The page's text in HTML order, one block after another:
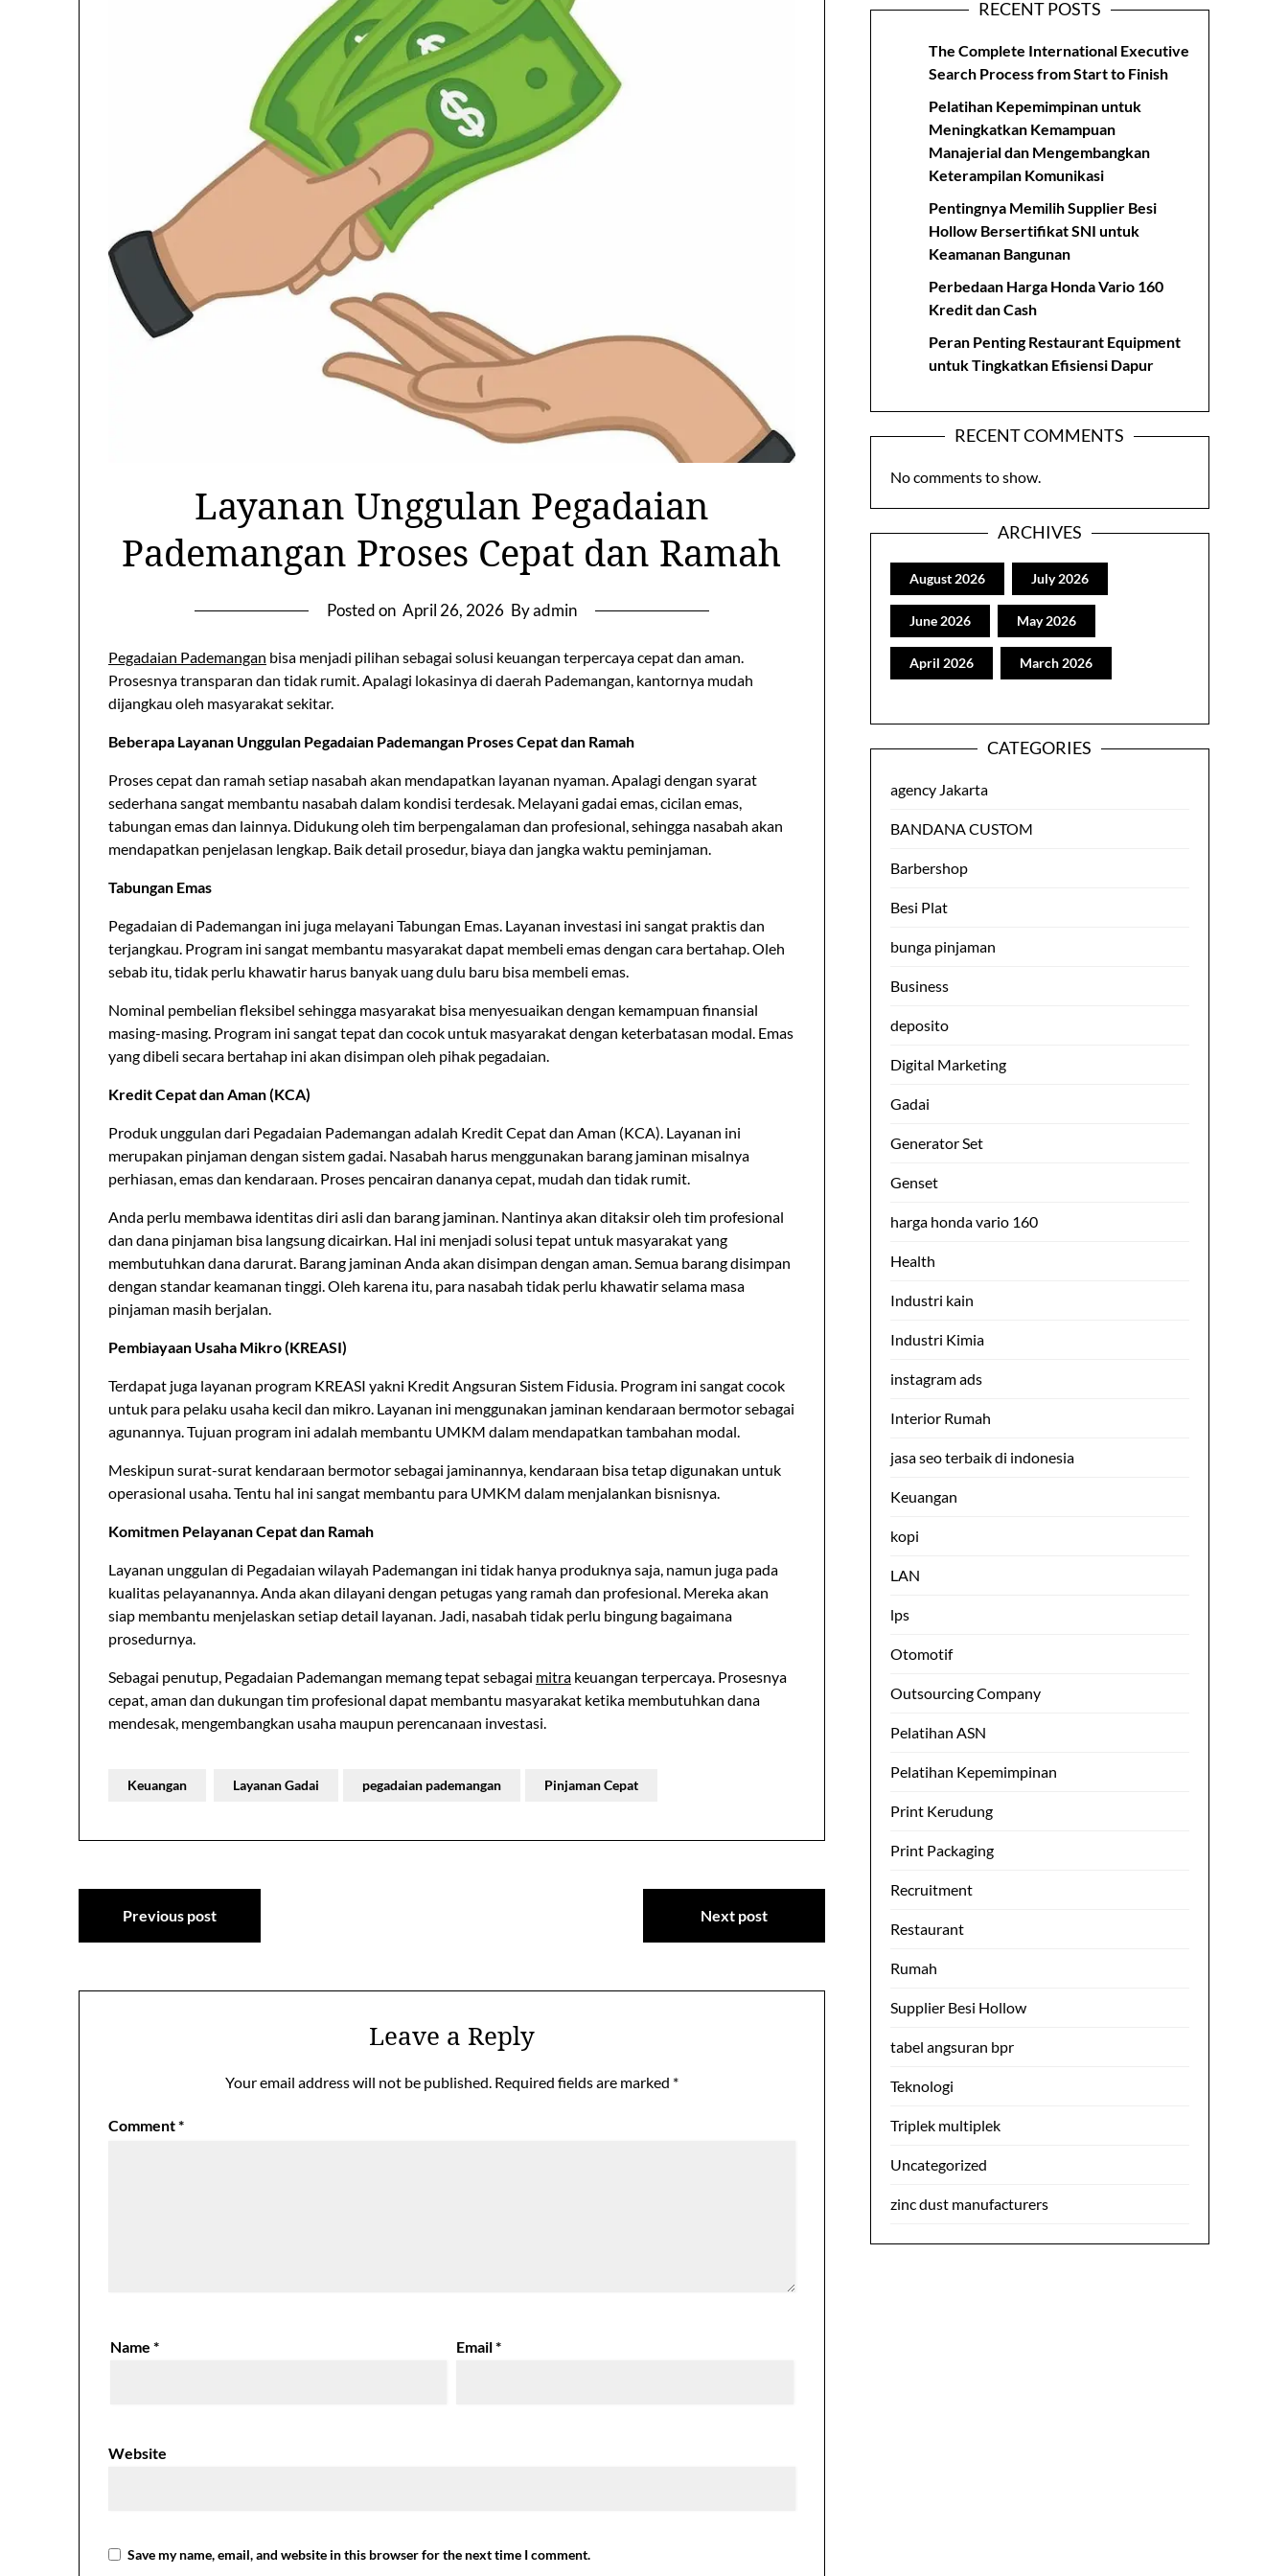
Layanan Unggulan Pegadaian
Pademangan Proses Cepat dan Ramah
Posted on April 26, 2026 By admin
Pegadaian Pademangan bisa menjadi pilihan sebagai solusi keuangan terpercaya cepat dan aman.
Prosesnya transparan dan tidak rumit. Apalagi lokasinya di daerah Pademangan, kantornya mudah
dijangkau oleh masyarakat sekitar.
Beberapa Layanan Unggulan Pegadaian Pademangan Proses Cepat dan Ramah
Proses cepat dan ramah setiap nasabah akan mendapatkan layanan nyaman. Apalagi dengan syarat
sederhana sangat membantu nasabah dalam kondisi terdesak. Melayani gadai emas, cicilan emas,
tabungan emas dan lainnya. Didukung oleh tim berpengalaman dan profesional, sehingga nasabah akan
mendapatkan penjelasan lengkap. Baik detail prosedur, biaya dan jangka waktu peminjaman.
Tabungan Emas
Pegadaian di Pademangan ini juga melayani Tabungan Emas. Layanan investasi ini sangat praktis dan
terjangkau. Program ini sangat membantu masyarakat dapat membeli emas dengan cara bertahap. Oleh
sebab itu, tidak perlu khawatir harus banyak uang dulu baru bisa membeli emas.
Nominal pembelian fleksibel sehingga masyarakat bisa menyesuaikan dengan kemampuan finansial
masing-masing. Program ini sangat tepat dan cocok untuk masyarakat dengan keterbatasan modal. Emas
yang dibeli secara bertahap ini akan disimpan oleh pihak pegadaian.
Kredit Cepat dan Aman (KCA)
Produk unggulan dari Pegadaian Pademangan adalah Kredit Cepat dan Aman (KCA). Layanan ini
merupakan pinjaman dengan sistem gadai. Nasabah harus menggunakan barang jaminan misalnya
perhiasan, emas dan kendaraan. Proses pencairan dananya cepat, mudah dan tidak rumit.
Anda perlu membawa identitas diri asli dan barang jaminan. Nantinya akan ditaksir oleh tim profesional
dan dana pinjaman bisa langsung dicairkan. Hal ini menjadi solusi tepat untuk masyarakat yang
membutuhkan dana darurat. Barang jaminan Anda akan disimpan dengan aman. Semua barang disimpan
dengan standar keamanan tinggi. Oleh karena itu, para nasabah tidak perlu khawatir selama masa
pinjaman masih berjalan.
Pembiayaan Usaha Mikro (KREASI)
Terdapat juga layanan program KREASI yakni Kredit Angsuran Sistem Fidusia. Program ini sangat cocok
untuk para pelaku usaha kecil dan mikro. Layanan ini menggunakan jaminan kendaraan bermotor sebagai
agunannya. Tujuan program ini adalah membantu UMKM dalam mendapatkan tambahan modal.
Meskipun surat-surat kendaraan bermotor sebagai jaminannya, kendaraan bisa tetap digunakan untuk
operasional usaha. Tentu hal ini sangat membantu para UMKM dalam menjalankan bisnisnya.
Komitmen Pelayanan Cepat dan Ramah
Layanan unggulan di Pegadaian wilayah Pademangan ini tidak hanya produknya saja, namun juga pada
kualitas pelayanannya. Anda akan dilayani dengan petugas yang ramah dan profesional. Mereka akan
siap membantu menjelaskan setiap detail layanan. Jadi, nasabah tidak perlu bingung bagaimana
prosedurnya.
Sebagai penutup, Pegadaian Pademangan memang tepat sebagai mitra keuangan terpercaya. Prosesnya
cepat, aman dan dukungan tim profesional dapat membantu masyarakat ketika membutuhkan dana
mendesak, mengembangkan usaha maupun perencanaan investasi.
Keuangan Layanan Gadai pegadaian pademangan Pinjaman Cepat
Post
navigation
Previous post Next post
Leave a Reply
Your email address will not be published. Required fields are marked *
Comment*
Name* Email*
Website
Save my name, email, and website in this browser for the next time I comment.
RECENT POSTS
The Complete International Executive
Search Process from Start to Finish
Pelatihan Kepemimpinan untuk
Meningkatkan Kemampuan
Manajerial dan Mengembangkan
Keterampilan Komunikasi
Pentingnya Memilih Supplier Besi
Hollow Bersertifikat SNI untuk
Keamanan Bangunan
Perbedaan Harga Honda Vario 160
Kredit dan Cash
Peran Penting Restaurant Equipment
untuk Tingkatkan Efisiensi Dapur
RECENT COMMENTS
No comments to show.
ARCHIVES
August 2026 July 2026
June 2026 May 2026
April 2026 March 2026
CATEGORIES
agency Jakarta
BANDANA CUSTOM
Barbershop
Besi Plat
bunga pinjaman
Business
deposito
Digital Marketing
Gadai
Generator Set
Genset
harga honda vario 160
Health
Industri kain
Industri Kimia
instagram ads
Interior Rumah
jasa seo terbaik di indonesia
Keuangan
kopi
LAN
lps
Otomotif
Outsourcing Company
Pelatihan ASN
Pelatihan Kepemimpinan
Print Kerudung
Print Packaging
Recruitment
Restaurant
Rumah
Supplier Besi Hollow
tabel angsuran bpr
Teknologi
Triplek multiplek
Uncategorized
zinc dust manufacturers